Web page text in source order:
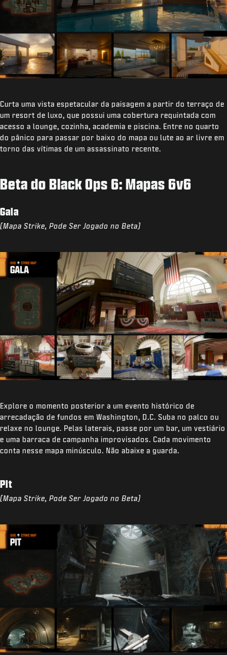
Curta uma vista espetacular da paisagem a partir do terraço de
um resort de luxo, que possui uma cobertura requintada com
acesso a lounge, cozinha, academia e piscina. Entre no quarto
do pânico para passar por baixo do mapa ou lute ao ar livre em
torno das vítimas de um assassinato recente.
Beta do Black Ops 6: Mapas 6v6
Gala
(Mapa Strike, Pode Ser Jogado no Beta)
Explore o momento posterior a um evento histórico de
arrecadação de fundos em Washington, D.C. Suba no palco ou
relaxe no lounge. Pelas laterais, passe por um bar, um vestiário
e uma barraca de campanha improvisados. Cada movimento
conta nesse mapa minúsculo. Não abaixe a guarda.
Pit
(Mapa Strike, Pode Ser Jogado no Beta)